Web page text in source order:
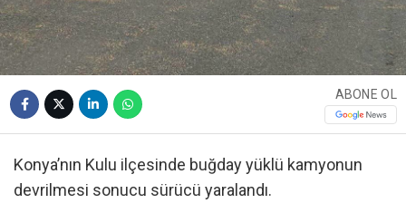
ABONE OL
Konya’nın Kulu ilçesinde buğday yüklü kamyonun
devrilmesi sonucu sürücü yaralandı.